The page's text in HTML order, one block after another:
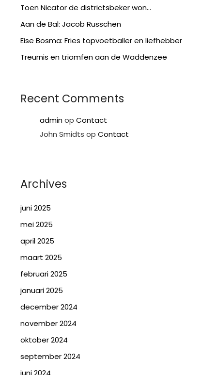
Toen Nicator de districtsbeker won…
Aan de Bal: Jacob Russchen
Eise Bosma: Fries topvoetballer en liefhebber
Treurnis en triomfen aan de Waddenzee
Recent Comments
adminopContact
John Smidts opContact
Archives
juni 2025
mei 2025
april 2025
maart 2025
februari 2025
januari 2025
december 2024
november 2024
oktober 2024
september 2024